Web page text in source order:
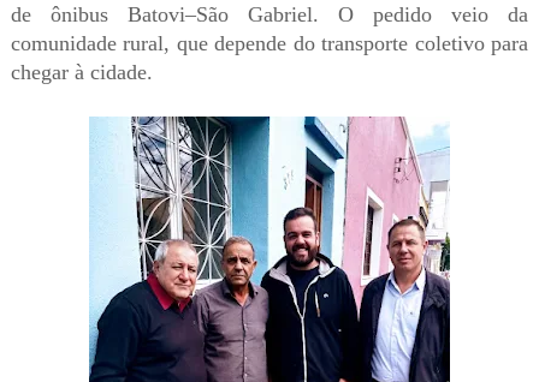
de ônibus Batovi–São Gabriel. O pedido veio da
comunidade rural, que depende do transporte coletivo para
chegar à cidade.